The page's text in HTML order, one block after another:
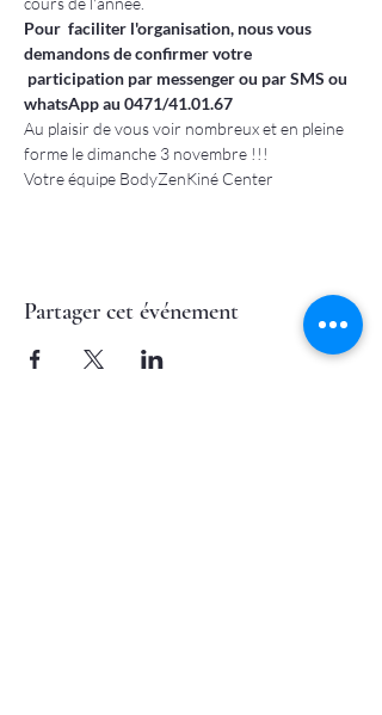
Pour  faciliter l'organisation, nous vous
demandons de confirmer votre
participation par messenger ou par SMS ou
whatsApp au 0471/41.01.67
Au plaisir de vous voir nombreux et en pleine
forme le dimanche 3 novembre !!!
Votre équipe BodyZenKiné Center
Partager cet événement